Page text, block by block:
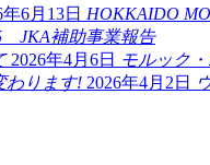
年6月13日 HOKKAIDO
JKA補助事業報告
2026年4月6日 モルック
2026年4月2日